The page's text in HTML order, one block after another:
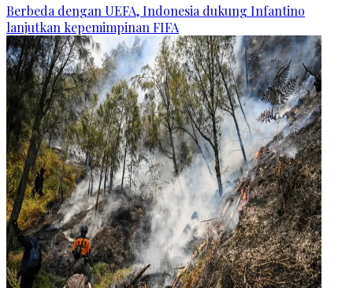
Berbeda dengan UEFA, Indonesia dukung Infantino
lanjutkan kepemimpinan FIFA